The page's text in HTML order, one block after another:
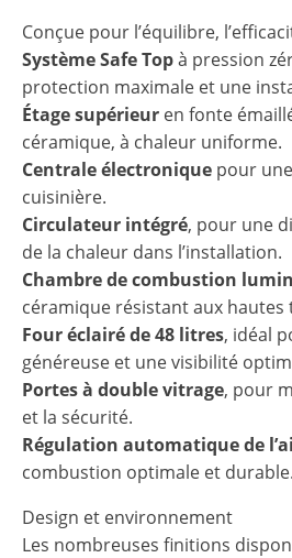
Conçue pour l’équilibre,
Système Safe Topà pression
protection maximale et une
Étage supérieur en fonte
céramique, à chaleur uniforme.
Centrale électronique pour
cuisinière.
Circulateur intégré, pour une
de la chaleur dans l’installation.
Chambre de combustion
céramique résistant aux
Four éclairé de 48 litres, idéal
généreuse et une visibilité
Portes à double vitrage, pour
et la sécurité.
Régulation automatique de
combustion optimale et durable.
Design et environnement
Les nombreuses finitions